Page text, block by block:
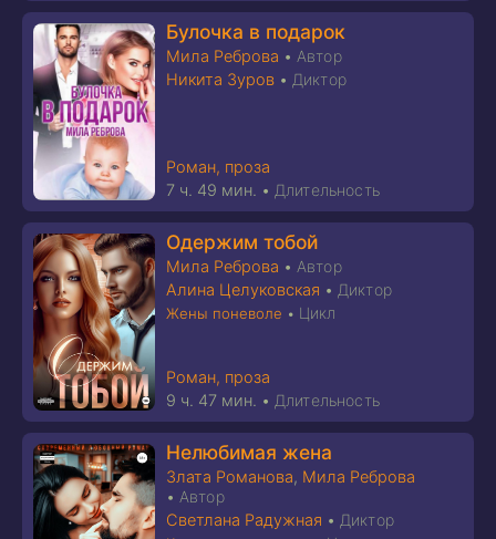
Булочка в подарок
Мила Реброва • Автор
Никита Зуров • Диктор
Роман, проза
7 ч. 49 мин. • Длительность
Одержим тобой
Мила Реброва • Автор
Алина Целуковская • Диктор
Жены поневоле • Цикл
Роман, проза
9 ч. 47 мин. • Длительность
Нелюбимая жена
Злата Романова, Мила Реброва
• Автор
Светлана Радужная • Диктор